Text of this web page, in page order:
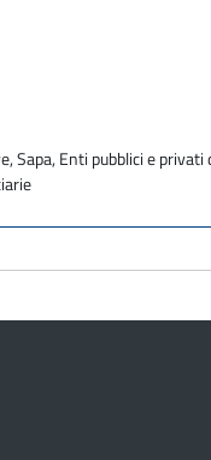
Sapa, Enti pubblici e